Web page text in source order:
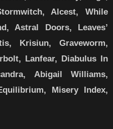
Alcest, While
Astral Doors, Leaves’
Krisiun, Graveworm,
Lanfear, Diabulus In
Abigail Williams,
Misery Index,